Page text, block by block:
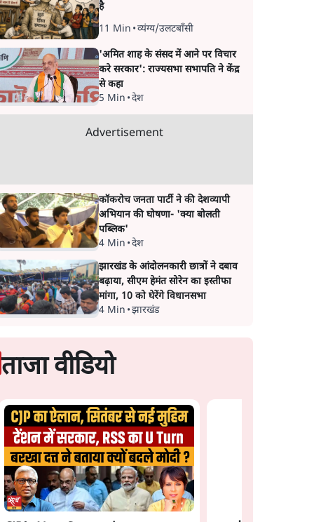
फँस
भागवत बोले- 'जेन ज़ी पर
आँख मूंदकर भरोसा,
आंदोलन देश-विरोधी नहीं';
Movement से घबराई
है
11 Min •व्यंग्य/उलटबाँसी
'अमित शाह के संसद में आने पर विचार
करे सरकार': राज्यसभा सभापति ने केंद्र
से कहा
5 Min •देश
Advertisement
कॉकरोच जनता पार्टी ने की देशव्यापी
अभियान की घोषणा- 'क्या बोलती
पब्लिक'
4 Min •देश
झारखंड के आंदोलनकारी छात्रों ने दबाव
बढ़ाया, सीएम हेमंत सोरेन का इस्तीफा
मांगा, 10 को घेरेंगे विधानसभा
4 Min •झारखंड
ताजा वीडियो